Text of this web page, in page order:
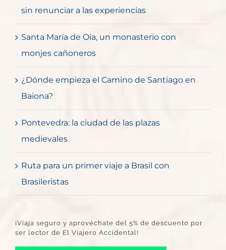
sin renunciar a las experiencias
Santa María de Oia, un monasterio con
monjes cañoneros
¿Dónde empieza el Camino de Santiago en
Baiona?
Pontevedra: la ciudad de las plazas
medievales
Ruta para un primer viaje a Brasil con
Brasileristas
¡Viaja seguro y aprovéchate del 5% de descuento por
ser lector de El Viajero Accidental!